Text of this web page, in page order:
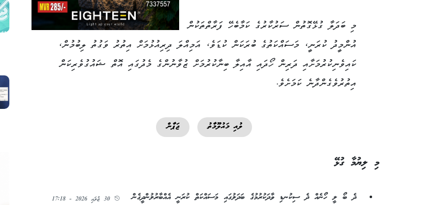
މި ބަދަލާ ގުޅޭގޮތުން ސަރުކާރުގެ ކަމާބެހޭ ފަރާތްތަކުން
އުންމީދު ކުރަނީ، މަސައްކަތުގެ ބުރަކަން ކުޑަވެ، އަމިއްލަ ދިރިއުޅުމަށް އިތުރު ވަގުތު ލިބުމުން،
ކައިވެނިކުރުމަށާއި ދަރިން ހޯދައި އާއިލާ ބިނާކުރުމަށް ޒުވާނުންގެ މެދުގައި އޮތް ޝައުގުވެރިކަން
އިތުރުވެގެންދާނެ ކަމަށެވެ.
ލުއި މައުލޫމާތު ޖަޕާން
މި ލިޔުމާ ގުޅޭ
ދެ ބޯ ލީ ހޯނެއް ދެ ސިކުނޑި ވާދަކުރުމުގެ ބަދަލުގައި މަސައްކަތް ކުރަނީ އެއްބާރުލުންދީގެން 30 ޖުލައި 2026 - 17:18